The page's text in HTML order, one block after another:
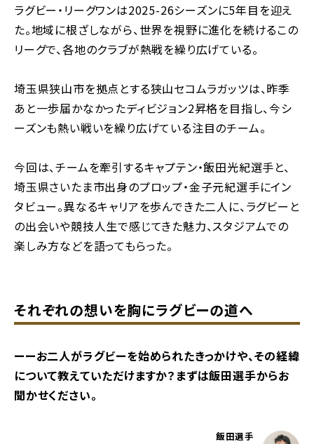
ラグビー・リーグワンは2025-26シーズンに5年目を迎え
た。地域に根ざしながら、世界を視野に進化を続けるこの
リーグで、各地のクラブが熱戦を繰り広げている。
埼玉県狭山市を拠点とする狭山セコムラガッツは、昨季
あと一歩届かなかったディビジョン2昇格を目指し、今シ
ーズンも熱い戦いを繰り広げている注目のチーム。
今回は、チームを牽引するキャプテン・飯田光紀選手と、
埼玉県さいたま市出身のプロップ・金子元紀選手にイン
タビュー。異なるキャリアを歩んできた二人に、ラグビーと
の出会いや競技人生で感じてきた魅力、スタジアムでの
楽しみ方などを語ってもらった。
それぞれの想いを胸にラグビーの道へ
ーーお二人がラグビーを始められたきっかけや、その経緯
について教えていただけますか？まずは飯田選手からお
聞かせください。
飯田選手